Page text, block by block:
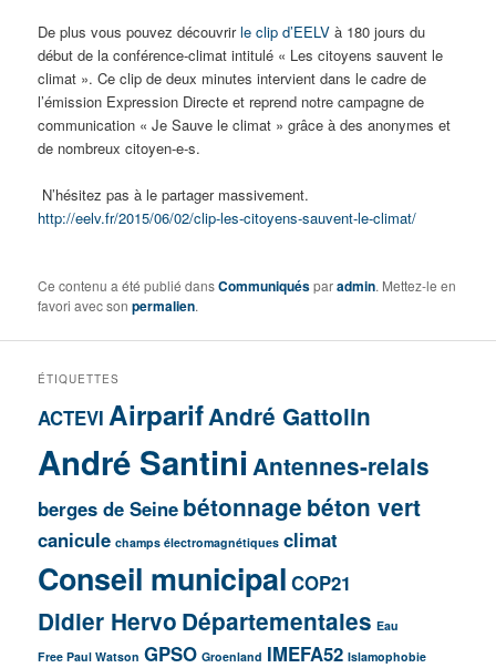
De plus vous pouvez découvrirle clip d’EELV à 180 jours du
début de la conférence-climat intitulé « Les citoyens sauvent le
climat ». Ce clip de deux minutes intervient dans le cadre de
l’émission Expression Directe et reprend notre campagne de
communication « Je Sauve le climat » grâce à des anonymes et
de nombreux citoyen-e-s.
N’hésitez pas à le partager massivement.
http://eelv.fr/2015/06/02/clip-les-citoyens-sauvent-le-climat/
Ce contenu a été publié dansCommuniquésparadmin. Mettez-le en
favori avec sonpermalien.
ÉTIQUETTES
ACTEVI AirparifAndré Gattolin
André Santini Antennes-relais
berges de Seine bétonnage béton vert
canicule champs électromagnétiques climat
Conseil municipal COP21
Didier Hervo Départementales Eau
Free Paul Watson GPSO Groenland IMEFA52 Islamophobie